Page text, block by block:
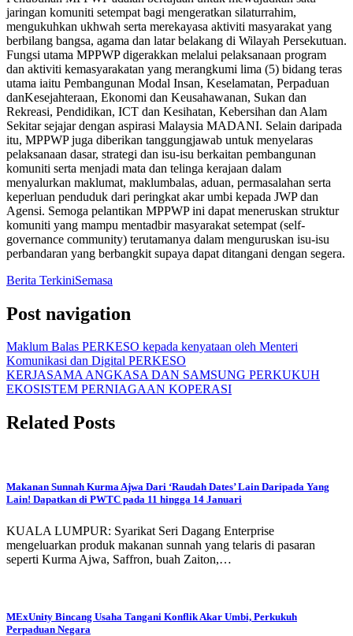
jaringan komuniti setempat bagi mengeratkan silaturrahim,
mengukuhkan ukhwah serta merekayasa aktiviti masyarakat yang
berbilang bangsa, agama dan latar belakang di Wilayah Persekutuan.
Fungsi utama MPPWP digerakkan melalui pelaksanaan program
dan aktiviti kemasyarakatan yang merangkumi lima (5) bidang teras
utama iaitu Pembangunan Modal Insan, Keselamatan, Perpaduan
danKesejahteraan, Ekonomi dan Keusahawanan, Sukan dan
Rekreasi, Pendidikan, ICT dan Kesihatan, Kebersihan dan Alam
Sekitar sejajar dengan aspirasi Malaysia MADANI. Selain daripada
itu, MPPWP juga diberikan tanggungjawab untuk menyelaras
pelaksanaan dasar, strategi dan isu-isu berkaitan pembangunan
komuniti serta menjadi mata dan telinga kerajaan dalam
menyalurkan maklumat, maklumbalas, aduan, permasalahan serta
keperluan penduduk dari peringkat akar umbi kepada JWP dan
Agensi. Semoga pelantikan MPPWP ini dapat meneruskan struktur
komuniti yang mampu mentadbir masyarakat setempat (self-
governance community) terutamanya dalam menguruskan isu-isu
perbandaran yang berbangkit supaya dapat ditangani dengan segera.
Berita TerkiniSemasa
Post navigation
Maklum Balas PERKESO kepada kenyataan oleh Menteri
Komunikasi dan Digital PERKESO
KERJASAMA ANGKASA DAN SAMSUNG PERKUKUH
EKOSISTEM PERNIAGAAN KOPERASI
Related Posts
Makanan Sunnah Kurma Ajwa Dari ‘Raudah Dates’ Lain Daripada Yang
Lain! Dapatkan di PWTC pada 11 hingga 14 Januari
KUALA LUMPUR: Syarikat Seri Dagang Enterprise
mengeluarkan produk makanan sunnah yang telaris di pasaran
seperti Kurma Ajwa, Saffron, buah Zaiton,…
MExUnity Bincang Usaha Tangani Konflik Akar Umbi, Perkukuh
Perpaduan Negara